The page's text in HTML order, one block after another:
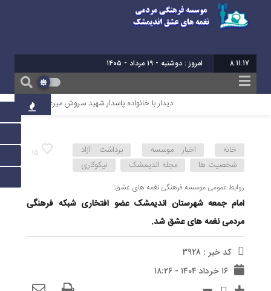
8:11:18 برابر با : 26 - صفر - 1448
دیدار با خانواده پاسدار شهید سروش میرعالی آیین
15 خانه اخبار موسسه
برداشت آزاد
شخصیت ها
مجله اندیمشک نیکوکاری
روابط عمومی موسسه فرهنگی نغمه های عشق:
امام جمعه شهرستان اندیمشک عضو افتخاری شبکه فرهنگی
مردمی نغمه های عشق شد.
کد خبر : 3928
۱۶ خرداد ۱۴۰۴ - ۱۸:۲۶